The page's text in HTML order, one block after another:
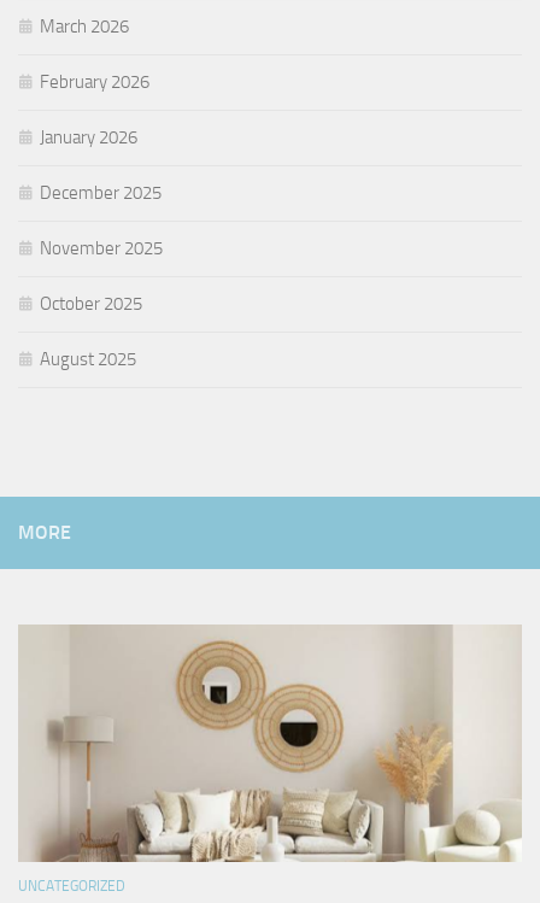
March 2026
February 2026
January 2026
December 2025
November 2025
October 2025
August 2025
MORE
UNCATEGORIZED